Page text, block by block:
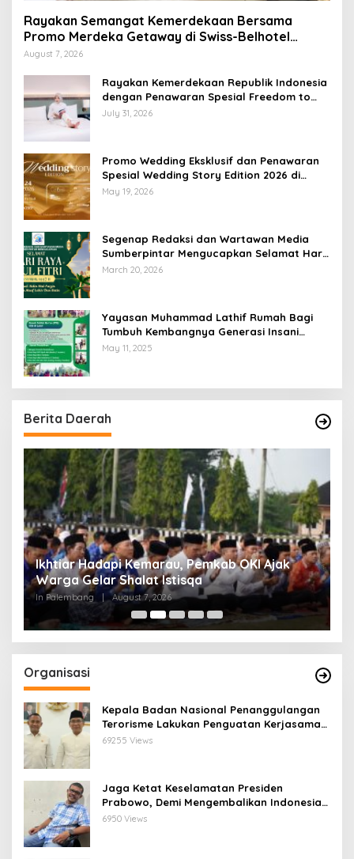
Rayakan Semangat Kemerdekaan Bersama
Promo Merdeka Getaway di Swiss-Belhotel
Lampung
August 7, 2026
Rayakan Kemerdekaan Republik Indonesia
dengan Penawaran Spesial Freedom to
Relax di Holiday Inn Lampung Bukit Randu
July 31, 2026
Promo Wedding Eksklusif dan Penawaran
Spesial Wedding Story Edition 2026 di
Swiss-Belhotel Lampung
May 19, 2026
Segenap Redaksi dan Wartawan Media
Sumberpintar Mengucapkan Selamat Hari
Raya Idul Fitri 1447 Hijriyah / 2026 M
March 20, 2026
Yayasan Muhammad Lathif Rumah Bagi
Tumbuh Kembangnya Generasi Insani
Cerdas dan Berkarakter
May 11, 2025
Berita Daerah
Ikhtiar Hadapi Kemarau, Pemkab OKI Ajak
Warga Gelar Shalat Istisqa
In Palembang | August 7, 2026
Organisasi
Kepala Badan Nasional Penanggulangan
Terorisme Lakukan Penguatan Kerjasama
Ketua Pengurus Besar Nahdlatul Ulama
69255 Views
Jaga Ketat Keselamatan Presiden
Prabowo, Demi Mengembalikan Indonesia
Menjadi Macan Asia
6950 Views